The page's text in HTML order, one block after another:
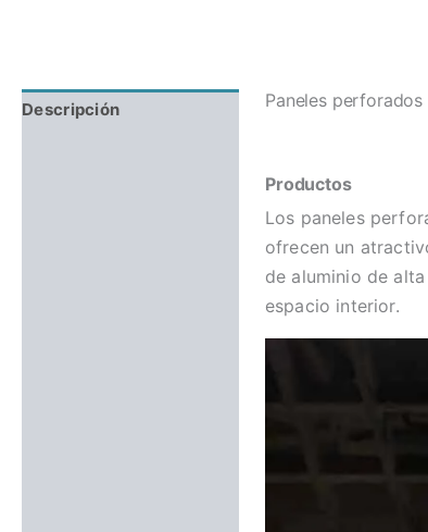
Descripción
Paneles
Productos
Los paneles
ofrecen un
de aluminio de
espacio interior.